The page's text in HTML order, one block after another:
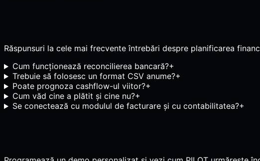
Răspunsuri la cele mai frecvente întrebări despre planificarea
Cum funcționează reconcilierea bancară?+
Trebuie să folosesc un format CSV anume?+
Poate prognoza cashflow-ul viitor?+
Cum văd cine a plătit și cine nu?+
Se conectează cu modulul de facturare și cu contabilitatea?+